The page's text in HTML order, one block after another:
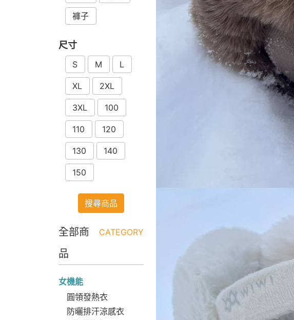
褲子
尺寸
S M L
XL 2XL
3XL 100
110 120
130 140
150
搜尋商品
全部商
品
CATEGORY
女機能
圓領發熱衣
防曬排汗涼感衣